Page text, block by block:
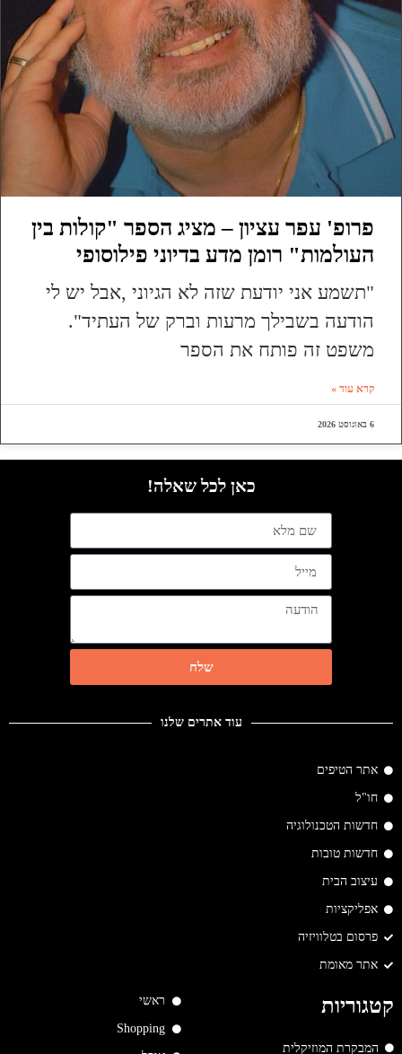
פרופ' עפר עציון – מציג הספר "קולות בין
העולמות" רומן מדע בדיוני פילוסופי
"תשמע אני יודעת שזה לא הגיוני ,אבל יש לי
הודעה בשבילך מרעות וברק של העתיד".
משפט זה פותח את הספר
קרא עוד »
6 באוגוסט 2026
ראשי
Shopping
קטגוריות
המבקרת המוזיקלית
עוד אתרים שלנו
אתר הטיפים
חו"ל
חדשות הטכנולוגיה
חדשות טובות
עיצוב הבית
אפליקציות
פרסום בטלוויזיה
אתר מאומת
כאן לכל שאלה!
שלח